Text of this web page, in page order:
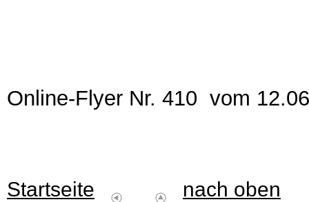
Online-Flyer Nr. 410 vom
Startseite
nach oben